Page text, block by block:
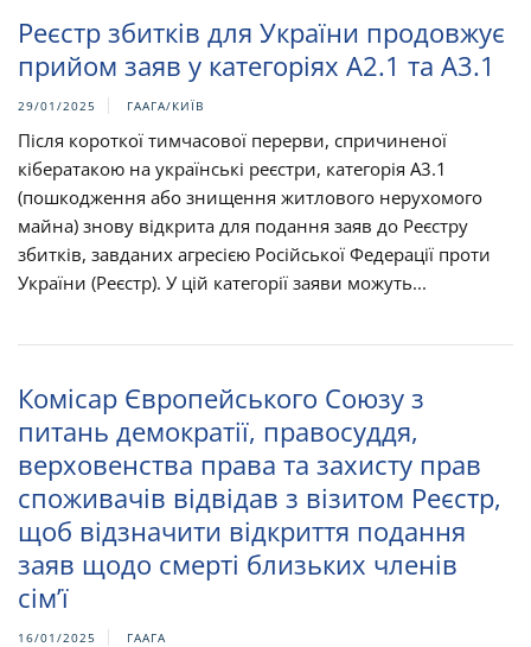
Реєстр збитків для України продовжує
прийом заяв у категоріях А2.1 та А3.1
29/01/2025 ГААГА/КИЇВ
Після короткої тимчасової перерви, спричиненої
кібератакою на українські реєстри, категорія А3.1
(пошкодження або знищення житлового нерухомого
майна) знову відкрита для подання заяв до Реєстру
збитків, завданих агресією Російської Федерації проти
України (Реєстр). У цій категорії заяви можуть...
Комісар Європейського Союзу з
питань демократії, правосуддя,
верховенства права та захисту прав
споживачів відвідав з візитом Реєстр,
щоб відзначити відкриття подання
заяв щодо смерті близьких членів
сім’ї
16/01/2025 ГААГА